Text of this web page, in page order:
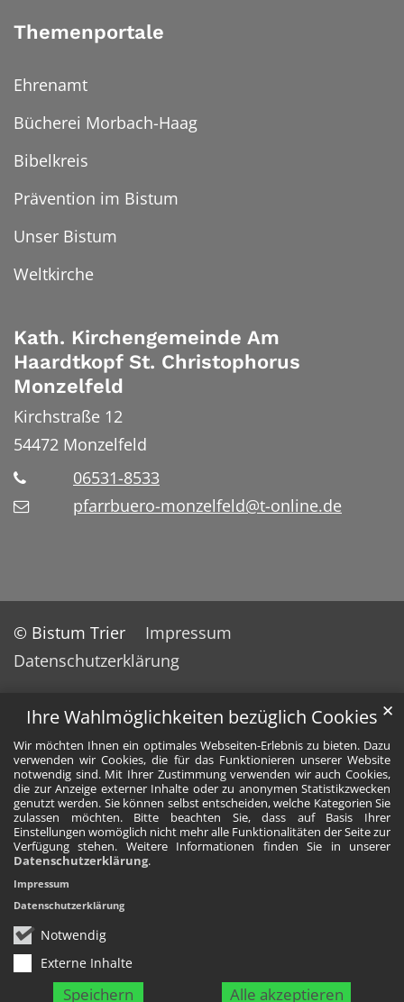
Ihre Wahlmöglichkeiten bezüglich Cookies
Wir möchten Ihnen ein optimales Webseiten-Erlebnis zu bieten. Dazu
verwenden wir Cookies, die für das Funktionieren unserer Website
notwendig sind. Mit Ihrer Zustimmung verwenden wir auch Cookies,
die zur Anzeige externer Inhalte oder zu anonymen Statistikzwecken
genutzt werden. Sie können selbst entscheiden, welche Kategorien Sie
zulassen möchten. Bitte beachten Sie, dass auf Basis Ihrer
Einstellungen womöglich nicht mehr alle Funktionalitäten der Seite zur
Verfügung stehen. Weitere Informationen finden Sie in unserer
Datenschutzerklärung.
Notwendig
Externe Inhalte
Speichern Alle akzeptieren
✕
Impressum
Datenschutzerklärung
Themenportale
Ehrenamt
Bücherei Morbach-Haag
Bibelkreis
Prävention im Bistum
Unser Bistum
Weltkirche
Kath. Kirchengemeinde Am
Haardtkopf St. Christophorus
Monzelfeld
Kirchstraße 12
54472 Monzelfeld
06531-8533
pfarrbuero-monzelfeld@t-online.de
© Bistum Trier
Impressum
Datenschutzerklärung